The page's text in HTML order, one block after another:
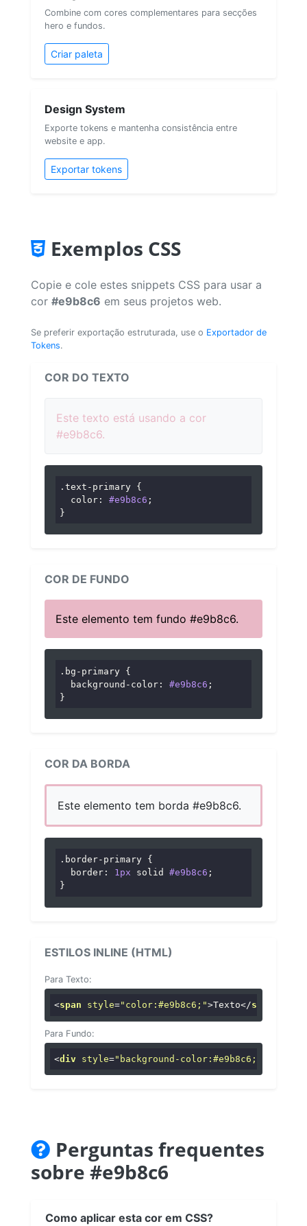
Combine com cores complementares para secções
hero e fundos.
Criar paleta
Design System
Exporte tokens e mantenha consistência entre
website e app.
Exportar tokens
Exemplos CSS
Copie e cole estes snippets CSS para usar a
cor #e9b8c6 em seus projetos web.
Se preferir exportação estruturada, use o Exportador de
Tokens.
COR DO TEXTO
Este texto está usando a cor
#e9b8c6.
.text-primary {
color : #e9b8c6 ;
}
COR DE FUNDO
Este elemento tem fundo #e9b8c6.
.bg-primary {
background-color : #e9b8c6 ;
}
COR DA BORDA
Este elemento tem borda #e9b8c6.
.border-primary {
border : 1px solid #e9b8c6 ;
}
ESTILOS INLINE (HTML)
Para Texto:
<span style="color:#e9b8c6;">Texto</span
Para Fundo:
<div style="background-color:#e9b8c6;"
Perguntas frequentes
sobre #e9b8c6
Como aplicar esta cor em CSS?